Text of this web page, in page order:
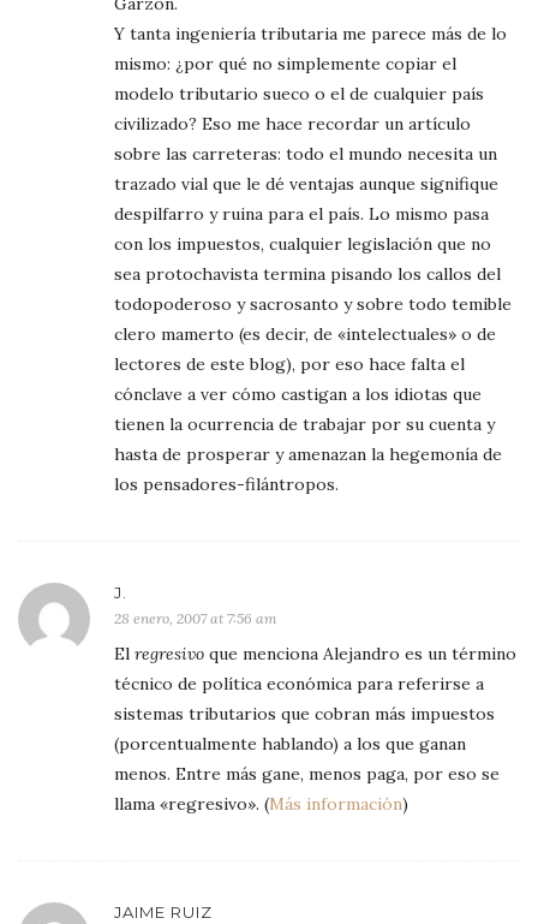
Y tanta ingeniería tributaria me parece más de lo
mismo: ¿por qué no simplemente copiar el
modelo tributario sueco o el de cualquier país
civilizado? Eso me hace recordar un artículo
sobre las carreteras: todo el mundo necesita un
trazado vial que le dé ventajas aunque signifique
despilfarro y ruina para el país. Lo mismo pasa
con los impuestos, cualquier legislación que no
sea protochavista termina pisando los callos del
todopoderoso y sacrosanto y sobre todo temible
clero mamerto (es decir, de «intelectuales» o de
lectores de este blog), por eso hace falta el
cónclave a ver cómo castigan a los idiotas que
tienen la ocurrencia de trabajar por su cuenta y
hasta de prosperar y amenazan la hegemonía de
los pensadores-filántropos.
J.
28 enero, 2007 at 7:56 am
El regresivo que menciona Alejandro es un término
técnico de política económica para referirse a
sistemas tributarios que cobran más impuestos
(porcentualmente hablando) a los que ganan
menos. Entre más gane, menos paga, por eso se
llama «regresivo». (Más información)
JAIME RUIZ